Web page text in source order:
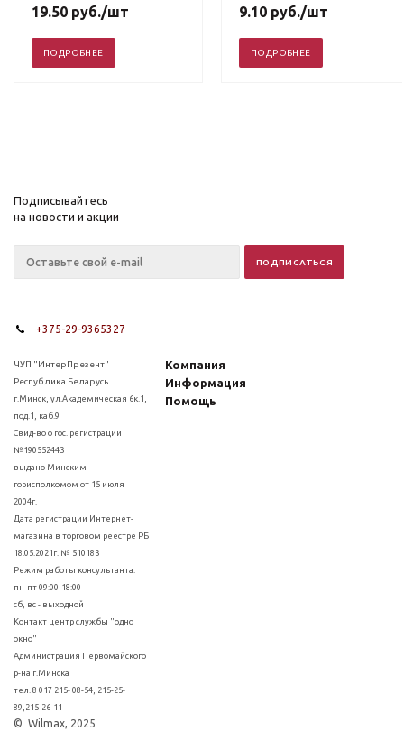
19.50 руб./шт
ПОДРОБНЕЕ
9.10 руб./шт
ПОДРОБНЕЕ
Подписывайтесь
на новости и акции
+375-29-9365327
ЧУП "ИнтерПрезент"
Республика Беларусь
г.Минск, ул.Академическая 6к.1,
под.1, каб.9
Свид-во о гос. регистрации
№190552443
выдано Минским
горисполкомом от 15 июля
2004г.
Дата регистрации Интернет-
магазина в торговом реестре РБ
18.05.2021г. № 510183
Режим работы консультанта:
пн-пт 09:00-18:00
сб, вс - выходной
Контакт центр службы "одно
окно"
Администрация Первомайского
р-на г.Минска
тел. 8 017 215- 08-54, 215-25-
89,215-26-11
© Wilmax, 2025
Компания
Информация
Помощь